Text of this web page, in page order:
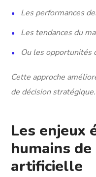
Les performances
Les tendances du
Ou les opportunités
Cette approche
de décision stratégique.
Les enjeux
humains
artificielle